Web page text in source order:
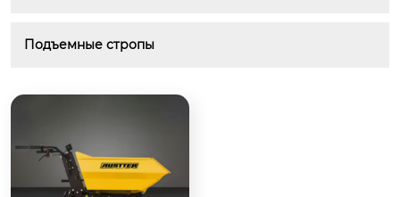
Подъемные стропы